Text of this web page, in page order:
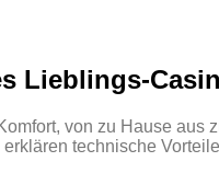
von zu Hause aus
technische